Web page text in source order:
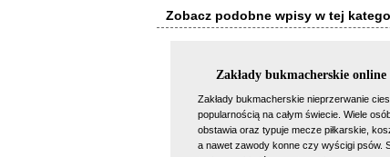
Zobacz podobne wpisy w tej
Zakłady bukmacherskie online
Zakłady bukmacherskie nieprzerwanie
popularnością na całym świecie. Wiele
obstawia oraz typuje mecze piłkarskie,
a nawet zawody konne czy wyścigi psów.